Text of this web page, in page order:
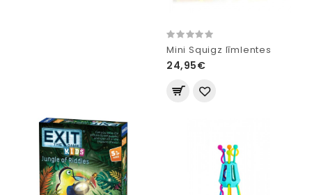
Mini Squigz līmlentes
24,95€